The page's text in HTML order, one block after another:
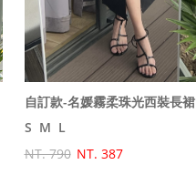
自訂款-名媛霧柔珠光西裝長裙
S M L
NT. 790 NT. 387